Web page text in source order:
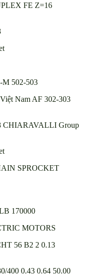
FE Z=16
M 502-503
Nam AF 302-303
CHIARAVALLI Group
SPROCKET
170000
MOTORS
56 B2 2 0.13
400 0.43 0.64 50.00